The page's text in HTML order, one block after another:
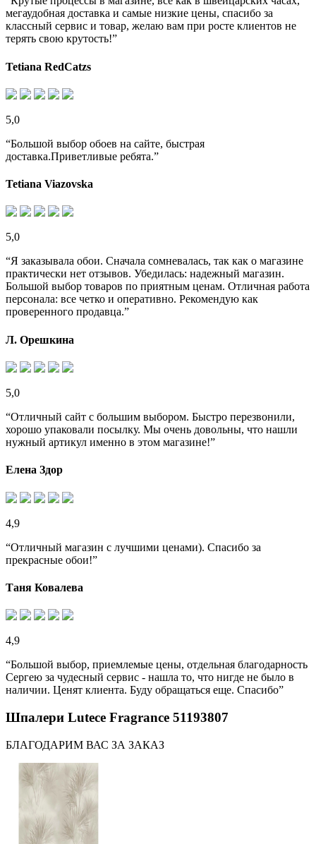
мегаудобная доставка и самые низкие цены, спасибо за
классный сервис и товар, желаю вам при росте клиентов не
терять свою крутость!”
Tetiana RedCatzs
5,0
“Большой выбор обоев на сайте, быстрая
доставка.Приветливые ребята.”
Tetiana Viazovska
5,0
“Я заказывала обои. Сначала сомневалась, так как о магазине
практически нет отзывов. Убедилась: надежный магазин.
Большой выбор товаров по приятным ценам. Отличная работа
персонала: все четко и оперативно. Рекомендую как
проверенного продавца.”
Л. Орешкина
5,0
“Отличный сайт с большим выбором. Быстро перезвонили,
хорошо упаковали посылку. Мы очень довольны, что нашли
нужный артикул именно в этом магазине!”
Елена Здор
4,9
“Отличный магазин с лучшими ценами). Спасибо за
прекрасные обои!”
Таня Ковалева
4,9
“Большой выбор, приемлемые цены, отдельная благодарность
Сергею за чудесный сервис - нашла то, что нигде не было в
наличии. Ценят клиента. Буду обращаться еще. Спасибо”
Шпалери Lutece Fragrance 51193807
БЛАГОДАРИМ ВАС ЗА ЗАКАЗ